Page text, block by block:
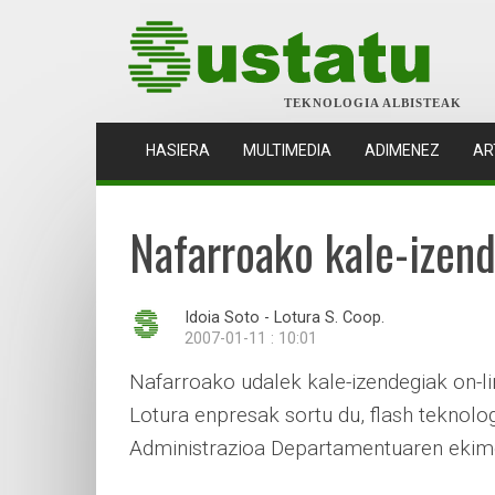
TEKNOLOGIA ALBISTEAK
HASIERA (CURRENT)
MULTIMEDIA ADIMENEZ
Nafarroako kale-
Idoia Soto - Lotura S. Coop.
2007-01-11 : 10:01
Nafarroako udalek kale-izendegiak
Lotura enpresak sortu du, flash
Administrazioa Departamentuaren